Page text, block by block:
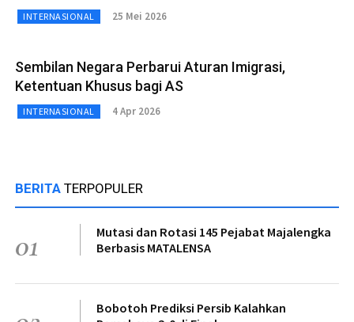
INTERNASIONAL 25 Mei 2026
Sembilan Negara Perbarui Aturan Imigrasi,
Ketentuan Khusus bagi AS
INTERNASIONAL 4 Apr 2026
BERITA TERPOPULER
01
Mutasi dan Rotasi 145 Pejabat Majalengka
Berbasis MATALENSA
Bobotoh Prediksi Persib Kalahkan